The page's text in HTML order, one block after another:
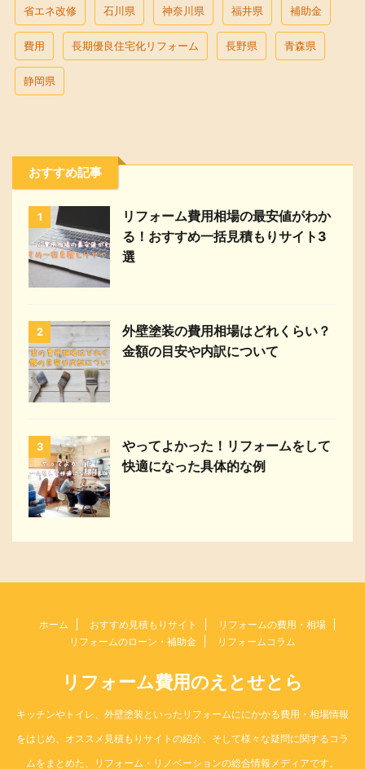
省エネ改修 石川県 神奈川県 福井県 補助金
費用 長期優良住宅化リフォーム 長野県 青森県
静岡県
おすすめ記事
1
リフォーム費用相場の最安値がわか
る！おすすめ一括見積もりサイト3
選
2
外壁塗装の費用相場はどれくらい？
金額の目安や内訳について
3
やってよかった！リフォームをして
快適になった具体的な例
ホーム おすすめ見積もりサイト
リフォームの費用・相場
リフォームのローン・補助金
リフォームコラム
リフォーム費用のえとせとら
キッチンやトイレ、外壁塗装といったリフォームににかかる費用・相場情報
をはじめ、オススメ見積もりサイトの紹介、そして様々な疑問に関するコラ
ムをまとめた、リフォーム・リノベーションの総合情報メディアです。